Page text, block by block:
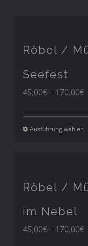
Röbel /
Seefest
45,00€– 170,00€
Ausführung wählen
Röbel /
im Nebel
45,00€– 170,00€